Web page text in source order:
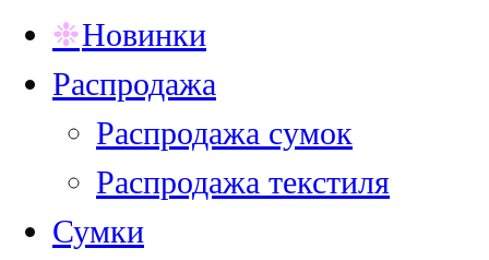
Новинки
Распродажа
Распродажа сумок
Распродажа текстиля
Сумки